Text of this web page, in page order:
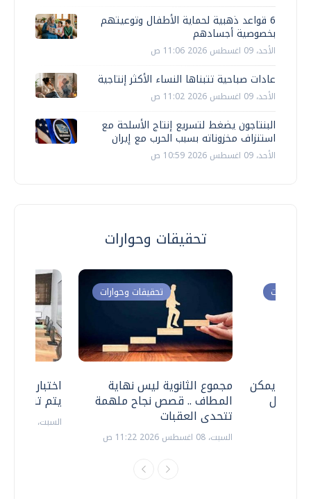
6 قواعد ذهبية لحماية الأطفال وتوعيتهم
بخصوصية أجسادهم
الأحد، 09 اغسطس 2026 11:06 ص
عادات صباحية تتبناها النساء الأكثر إنتاجية
الأحد، 09 اغسطس 2026 11:02 ص
البنتاجون يضغط لتسريع إنتاج الأسلحة مع
استنزاف مخزوناته بسبب الحرب مع إيران
الأحد، 09 اغسطس 2026 10:59 ص
تحقيقات وحوارات
اختبارات
يتم
السبت، 18 يوليو 2026 09:22 ص
تحقيقات وحوارات
مجموع الثانوية ليس نهاية
المطاف .. قصص نجاح ملهمة
تتحدى العقبات
السبت، 08 اغسطس 2026 11:22 ص
وحوارات
.. هل يمكن
نتعامل